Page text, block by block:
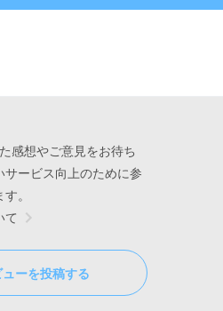
感想やご意見をお待ち
サービス向上のために参
。
て
ューを投稿する